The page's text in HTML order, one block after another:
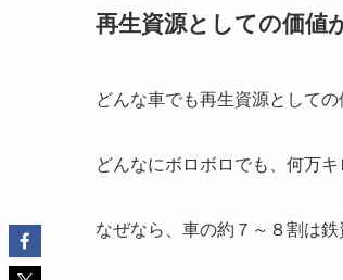
再生資源としての価値
どんな車でも再生資源としての
どんなにボロボロでも、何万
なぜなら、車の約７～８割は